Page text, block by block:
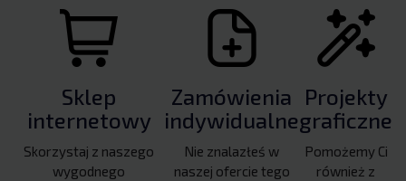
Sklep
internetowy
Skorzystaj z naszego
wygodnego
Zamówienia
indywidualne
Nie znalazłeś w
naszej ofercie tego
Projekty
graficzne
Pomożemy Ci
również z